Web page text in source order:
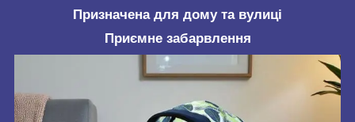
Призначена для дому та вулиці
Приємне забарвлення